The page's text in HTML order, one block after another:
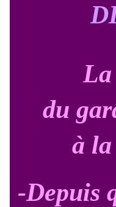
La
du
à
-Depuis